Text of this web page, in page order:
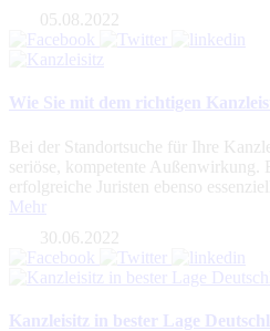
05.08.2022
Wie Sie mit dem richtigen
Bei der Standortsuche für Ihre
seriöse, kompetente Außenwirkung.
erfolgreiche Juristen ebenso
Mehr
30.06.2022
Kanzleisitz in bester Lage